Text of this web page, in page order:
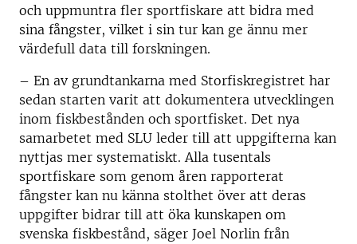
och uppmuntra fler sportfiskare att bidra med
sina fångster, vilket i sin tur kan ge ännu mer
värdefull data till forskningen.
– En av grundtankarna med Storfiskregistret har
sedan starten varit att dokumentera utvecklingen
inom fiskbestånden och sportfisket. Det nya
samarbetet med SLU leder till att uppgifterna kan
nyttjas mer systematiskt. Alla tusentals
sportfiskare som genom åren rapporterat
fångster kan nu känna stolthet över att deras
uppgifter bidrar till att öka kunskapen om
svenska fiskbestånd, säger Joel Norlin från